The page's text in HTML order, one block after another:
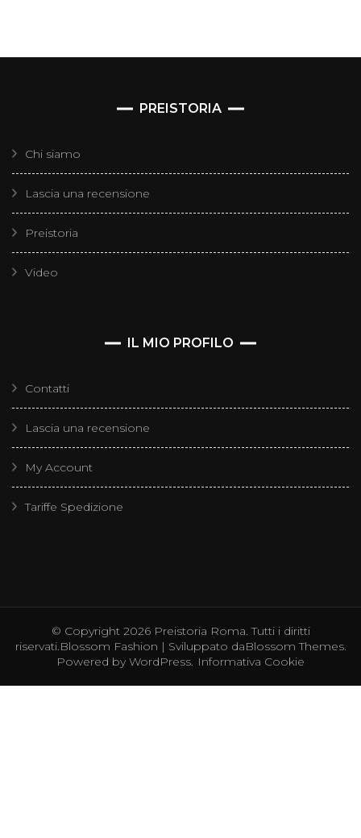
PREISTORIA
Chi siamo
Lascia una recensione
Preistoria
Video
IL MIO PROFILO
Contatti
Lascia una recensione
My Account
Tariffe Spedizione
© Copyright 2026 Preistoria Roma. Tutti i diritti
riservati.Blossom Fashion | Sviluppato daBlossom Themes.
Powered by WordPress. Informativa Cookie